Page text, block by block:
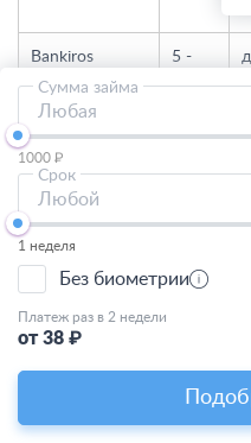
Любая
Сумма займа
1000 ₽
Любой
Срок
1 неделя
Без биометрии
Платеж раз в 2 недели
от38 ₽
Bankiros
5 -
365
еКапуста
Турбозайм
7 -
61 -
365